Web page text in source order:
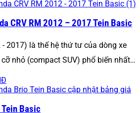
CRV RM 2012 – 2017 Tein Basic
- 2017) là thế hệ thứ tư của dòng xe
cỡ nhỏ (compact SUV) phổ biến nhất…
Basic